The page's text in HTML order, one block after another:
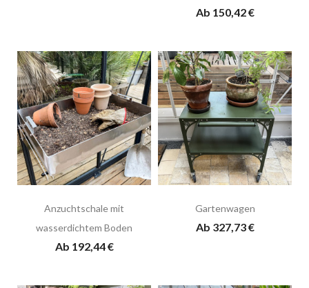
Ab 150,42 €
Anzuchtschale mit
wasserdichtem Boden
Ab 192,44 €
Gartenwagen
Ab 327,73 €